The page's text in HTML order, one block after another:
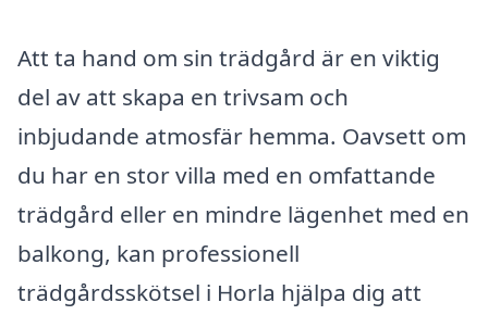
Att ta hand om sin trädgård är en viktig
del av att skapa en trivsam och
inbjudande atmosfär hemma. Oavsett om
du har en stor villa med en omfattande
trädgård eller en mindre lägenhet med en
balkong, kan professionell
trädgårdsskötsel i Horla hjälpa dig att